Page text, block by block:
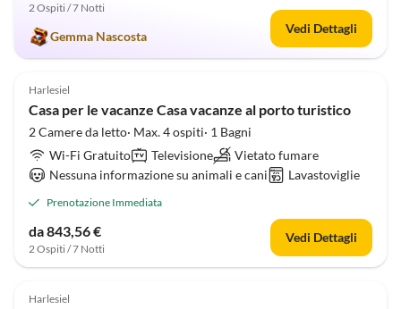
2 Ospiti / 7 Notti
Gemma Nascosta
Vedi Dettagli
4.8 (17)
Harlesiel
Casa per le vacanze Casa vacanze al porto turistico
2 Camere da letto· Max. 4 ospiti· 1 Bagni
Wi-Fi Gratuito
Televisione
Vietato fumare
Nessuna informazione su animali e cani
Lavastoviglie
Prenotazione Immediata
da 843,56 €
2 Ospiti / 7 Notti
Vedi Dettagli
4.9 (16)
Harlesiel